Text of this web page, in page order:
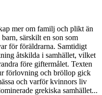
mer om familj och plikt än
särskilt en son som
för föräldrarna. Samtidigt
åtskilda i samhället, vilket
före giftermålet. Texten
förlovning och bröllop gick
och varför kvinnors liv
grekiska samhället...